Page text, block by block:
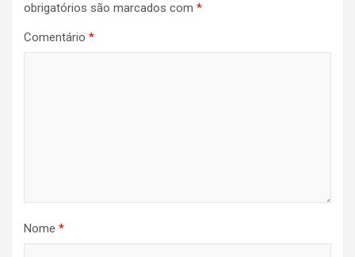
obrigatórios são marcados com *
Comentário *
Nome *